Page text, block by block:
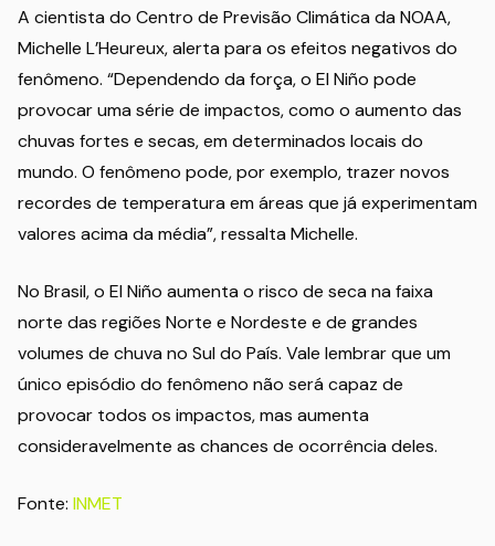
A cientista do Centro de Previsão Climática da NOAA,
Michelle L’Heureux, alerta para os efeitos negativos do
fenômeno. “Dependendo da força, o El Niño pode
provocar uma série de impactos, como o aumento das
chuvas fortes e secas, em determinados locais do
mundo. O fenômeno pode, por exemplo, trazer novos
recordes de temperatura em áreas que já experimentam
valores acima da média”, ressalta Michelle.
No Brasil, o El Niño aumenta o risco de seca na faixa
norte das regiões Norte e Nordeste e de grandes
volumes de chuva no Sul do País. Vale lembrar que um
único episódio do fenômeno não será capaz de
provocar todos os impactos, mas aumenta
consideravelmente as chances de ocorrência deles.
Fonte: INMET